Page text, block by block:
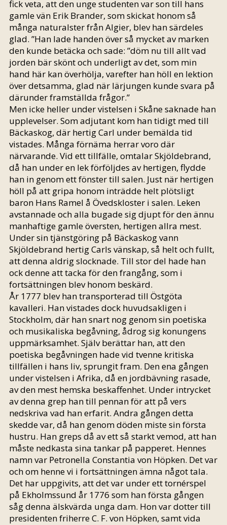
fick veta, att den unge studenten var son till hans
gamle vän Erik Brander, som skickat honom så
många naturalster från Algier, blev han särdeles
glad. ”Han lade handen över så mycket av marken
den kunde betäcka och sade: ”döm nu till allt vad
jorden bär skönt och underligt av det, som min
hand här kan överhölja, varefter han höll en lektion
över detsamma, glad när lärjungen kunde svara på
därunder framställda frågor.”
Men icke heller under vistelsen i Skåne saknade han
upplevelser. Som adjutant kom han tidigt med till
Bäckaskog, där hertig Carl under bemälda tid
vistades. Många förnäma herrar voro där
närvarande. Vid ett tillfälle, omtalar Skjöldebrand,
då han under en lek förföljdes av hertigen, flydde
han in genom ett fönster till salen. Just när hertigen
höll på att gripa honom inträdde helt plötsligt
baron Hans Ramel å Övedskloster i salen. Leken
avstannade och alla bugade sig djupt för den ännu
manhaftige gamle översten, hertigen allra mest.
Under sin tjänstgöring på Bäckaskog vann
Skjöldebrand hertig Carls vänskap, så helt och fullt,
att denna aldrig slocknade. Till stor del hade han
ock denne att tacka för den frangång, som i
fortsättningen blev honom beskärd.
År 1777 blev han transporterad till Östgöta
kavalleri. Han vistades dock huvudsakligen i
Stockholm, där han snart nog genom sin poetiska
och musikaliska begåvning, ådrog sig konungens
uppmärksamhet. Själv berättar han, att den
poetiska begåvningen hade vid tvenne kritiska
tillfällen i hans liv, sprungit fram. Den ena gången
under vistelsen i Afrika, då en jordbävning rasade,
av den mest hemska beskaffenhet. Under intrycket
av denna grep han till pennan för att på vers
nedskriva vad han erfarit. Andra gången detta
skedde var, då han genom döden miste sin första
hustru. Han greps då av ett så starkt vemod, att han
måste nedkasta sina tankar på papperet. Hennes
namn var Petronella Constantia von Höpken. Det var
och om henne vi i fortsättningen ämna något tala.
Det har uppgivits, att det var under ett tornérspel
på Ekholmssund år 1776 som han första gången
såg denna älskvärda unga dam. Hon var dotter till
presidenten friherre C. F. von Höpken, samt vida